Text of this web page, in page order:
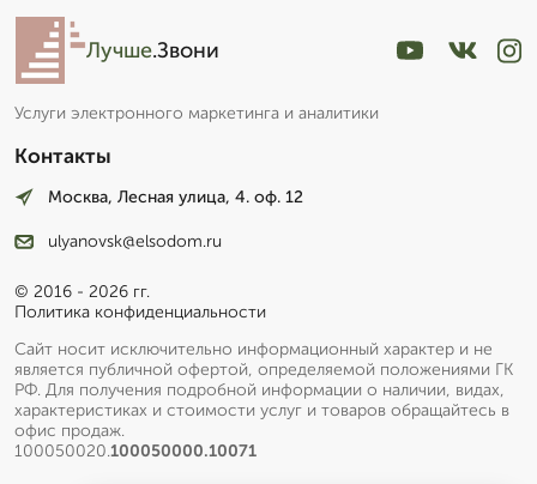
Лучше.Звони
Услуги электронного маркетинга и аналитики
Контакты
Москва, Лесная улица, 4. оф. 12
ulyanovsk@elsodom.ru
© 2016 - 2026 гг.
Политика конфиденциальности
Сайт носит исключительно информационный характер и не
является публичной офертой, определяемой положениями ГК
РФ. Для получения подробной информации о наличии, видах,
характеристиках и стоимости услуг и товаров обращайтесь в
офис продаж.
100050020.100050000.10071